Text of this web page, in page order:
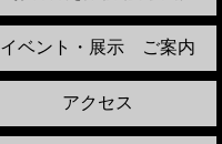
イベント・展示 ご案内
アクセス